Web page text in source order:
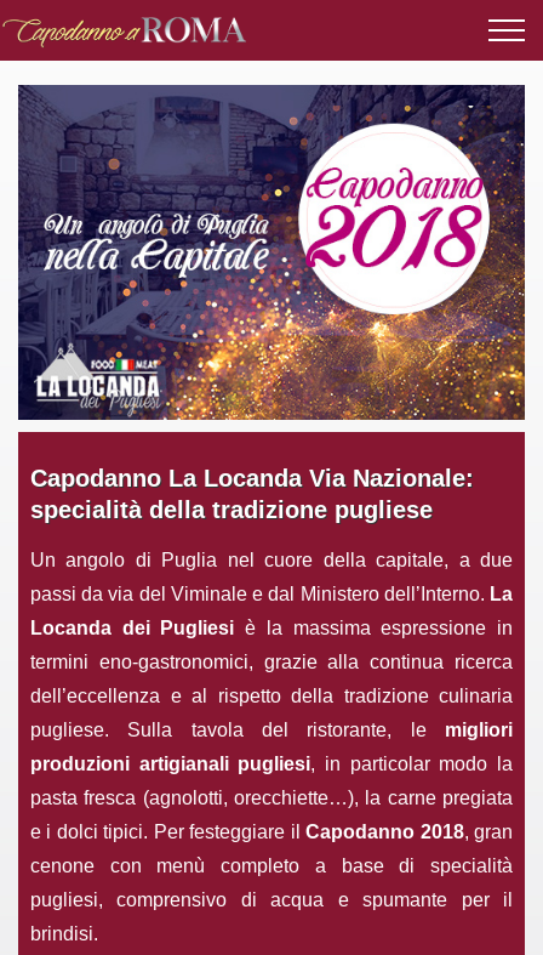
Capodanno La Locanda Via Nazionale:
specialità della tradizione pugliese
Un angolo di Puglia nel cuore della capitale, a due
passi da via del Viminale e dal Ministero dell’Interno. La
Locanda dei Pugliesiè la massima espressione in
termini eno-gastronomici, grazie alla continua ricerca
dell’eccellenza e al rispetto della tradizione culinaria
pugliese. Sulla tavola del ristorante, le migliori
produzioni artigianali pugliesi, in particolar modo la
pasta fresca (agnolotti, orecchiette…), la carne pregiata
e i dolci tipici. Per festeggiare ilCapodanno 2018, gran
cenone con menù completo a base di specialità
pugliesi, comprensivo di acqua e spumante per il
brindisi.